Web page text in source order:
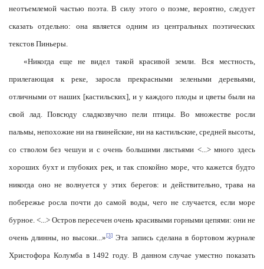
неотъемлемой частью поэта. В силу этого о поэме, вероятно, следует
сказать отдельно: она является одним из центральных поэтических
текстов Пиньеры.
«Никогда еще не видел такой красивой земли. Вся местность,
прилегающая к реке, заросла прекрасными зелеными деревьями,
отличными от наших [кастильских], и у каждого плоды и цветы были на
свой лад. Повсюду сладкозвучно пели птицы. Во множестве росли
пальмы, непохожие ни на гвинейские, ни на кастильские, средней высоты,
со стволом без чешуи и с очень большими листьями <...> много здесь
хороших бухт и глубоких рек, и так спокойно море, что кажется будто
никогда оно не волнуется у этих берегов: и действительно, трава на
побережье росла почти до самой воды, чего не случается, если море
бурное. <...> Остров пересечен очень красивыми горными цепями: они не
очень длинны, но высоки...»[3] Эта запись сделана в бортовом журнале
Христофора Колумба в 1492 году. В данном случае уместно показать